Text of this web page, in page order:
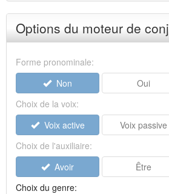
Options du moteur de
Forme pronominale:
Non
Oui
Choix de la voix:
Voix active
Voix passive
Choix de l'auxiliaire:
Avoir
Être
Choix du genre: